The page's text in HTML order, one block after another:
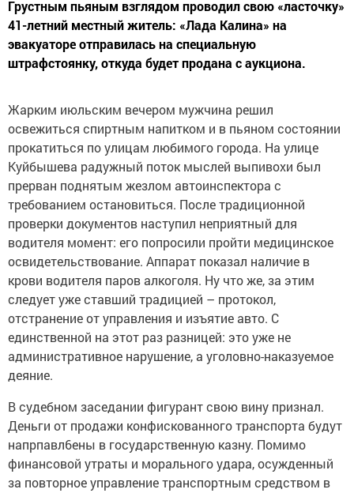
Грустным пьяным взглядом проводил свою «ласточку»
41-летний местный житель: «Лада Калина» на
эвакуаторе отправилась на специальную
штрафстоянку, откуда будет продана с аукциона.
Жарким июльским вечером мужчина решил
освежиться спиртным напитком и в пьяном состоянии
прокатиться по улицам любимого города. На улице
Куйбышева радужный поток мыслей выпивохи был
прерван поднятым жезлом автоинспектора с
требованием остановиться. После традиционной
проверки документов наступил неприятный для
водителя момент: его попросили пройти медицинское
освидетельствование. Аппарат показал наличие в
крови водителя паров алкоголя. Ну что же, за этим
следует уже ставший традицией – протокол,
отстранение от управления и изъятие авто. С
единственной на этот раз разницей: это уже не
административное нарушение, а уголовно-наказуемое
деяние.
В судебном заседании фигурант свою вину признал.
Деньги от продажи конфискованного транспорта будут
напрпавл6ены в государственную казну. Помимо
финансовой утраты и морального удара, осужденный
за повторное управление транспортным средством в